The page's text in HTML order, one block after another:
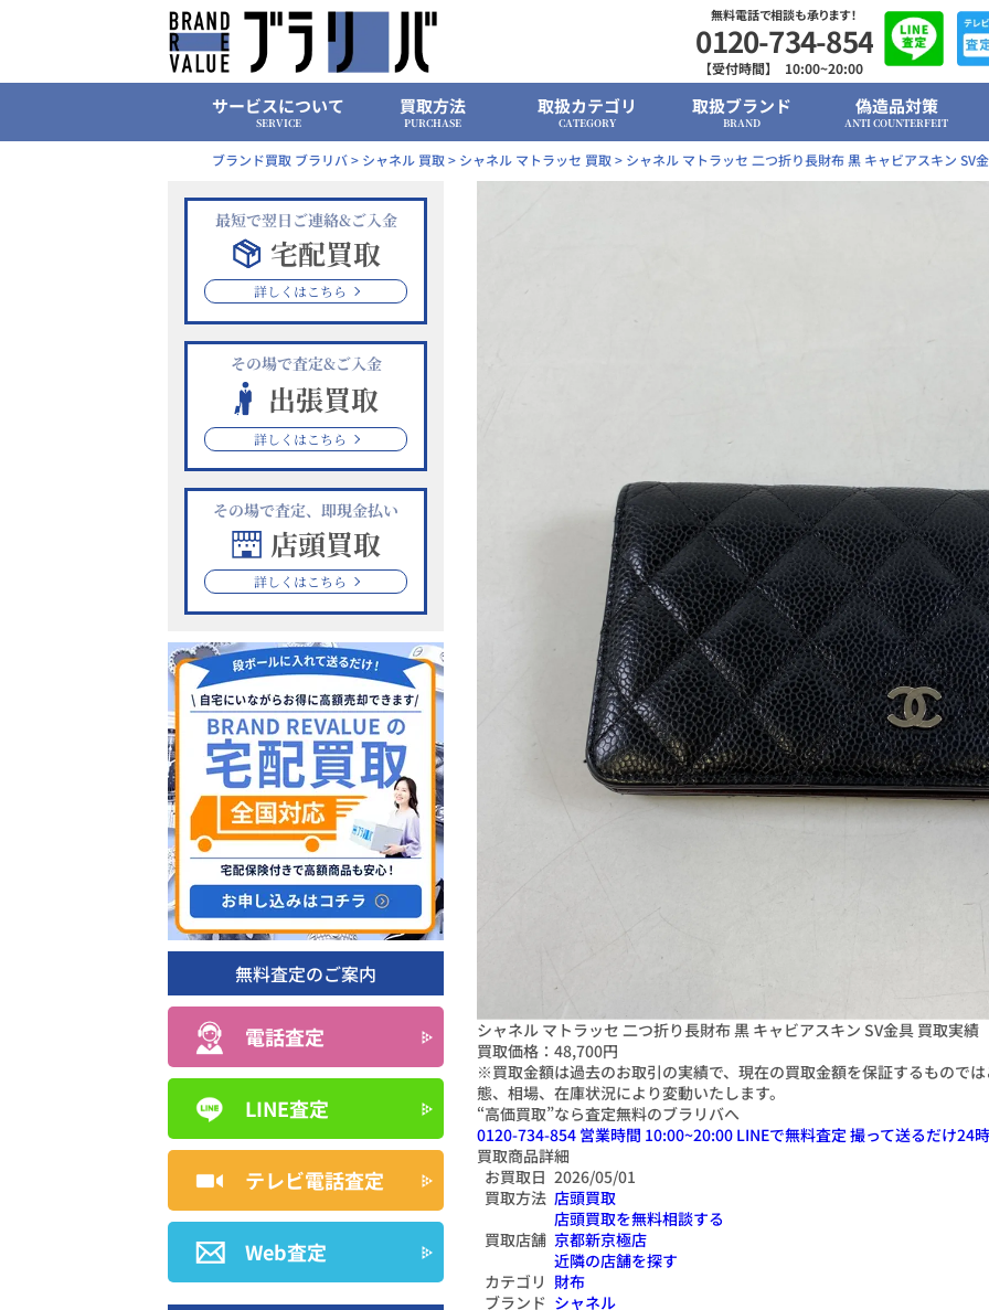
無料電話で相談も承ります！
0120-734-854
【受付時間】 10:00~20:00
サービスについて
SERVICE
買取方法
PURCHASE
取扱カテゴリ
CATEGORY
取扱ブランド
BRAND
偽造品対策
ANTI COUNTERFEIT
ブランド買取 ブラリバ> シャネル 買取> シャネル マトラッセ 買取> シャネル マトラッセ 二つ折り長財布 黒 キャビアスキン SV
最短で翌日ご連絡&ご入金
宅配買取
詳しくはこちら
その場で査定&ご入金
出張買取
詳しくはこちら
その場で査定、即現金払い
店頭買取
詳しくはこちら
無料査定のご案内
電話査定
LINE査定
テレビ電話査定
Web査定
シャネル マトラッセ 二つ折り長財布 黒 キャビアスキン SV金具 買取実
買取価格： 48,700円
※買取金額は過去のお取引の実績で、現在の買取金額を保証するもので
態、相場、在庫状況により変動いたします。
“高価買取”なら査定無料のブラリバへ
0120-734-854 営業時間 10:00~20:00 LINEで無料査定撮って送るだけ24
買取商品詳細
お買取日 2026/05/01
買取方法 店頭買取
店頭買取を無料相談する
買取店舗 京都新京極店
近隣の店舗を探す
カテゴリ 財布
ブランド シャネル